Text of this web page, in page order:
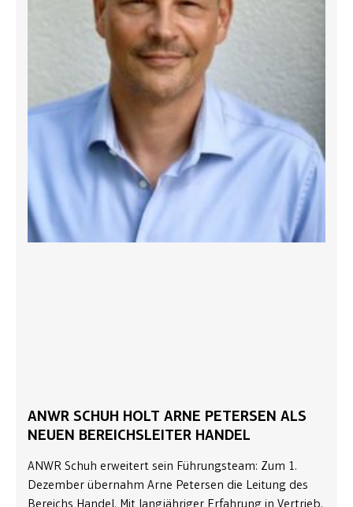
ANWR SCHUH HOLT ARNE PETERSEN ALS
NEUEN BEREICHSLEITER HANDEL
ANWR Schuh erweitert sein Führungsteam: Zum 1.
Dezember übernahm Arne Petersen die Leitung des